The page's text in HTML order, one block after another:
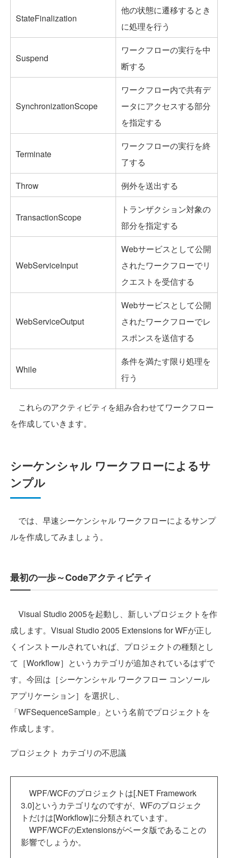
StateFinalization
他の状態に遷移するとき
に処理を行う
Suspend
ワークフローの実行を中
断する
SynchronizationScope
ワークフロー内で共有デ
ータにアクセスする部分
を指定する
Terminate
ワークフローの実行を終
了する
Throw
例外を送出する
TransactionScope
トランザクション対象の
部分を指定する
WebServiceInput
Webサービスとして公開
されたワークフローでリ
クエストを受信する
WebServiceOutput
Webサービスとして公開
されたワークフローでレ
スポンスを送信する
While
条件を満たす限り処理を
行う
これらのアクティビティを組み合わせてワークフロー
を作成していきます。
シーケンシャル ワークフローによるサ
ンプル
では、早速シーケンシャル ワークフローによるサンプ
ルを作成してみましょう。
最初の一歩～Codeアクティビティ
Visual Studio 2005を起動し、新しいプロジェクトを作
成します。Visual Studio 2005 Extensions for WFが正し
くインストールされていれば、プロジェクトの種類とし
て［Workflow］というカテゴリが追加されているはずで
す。今回は［シーケンシャル ワークフロー コンソール
アプリケーション］を選択し、
「WFSequenceSample」という名前でプロジェクトを
作成します。
プロジェクト カテゴリの不思議
WPF/WCFのプロジェクトは[.NET Framework
3.0]というカテゴリなのですが、WFのプロジェク
トだけは[Workflow]に分類されています。
WPF/WCFのExtensionsがベータ版であることの
影響でしょうか。